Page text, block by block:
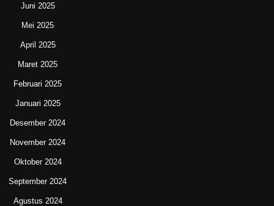
Juni 2025
Mei 2025
April 2025
Maret 2025
Februari 2025
Januari 2025
Desember 2024
November 2024
Oktober 2024
September 2024
Agustus 2024